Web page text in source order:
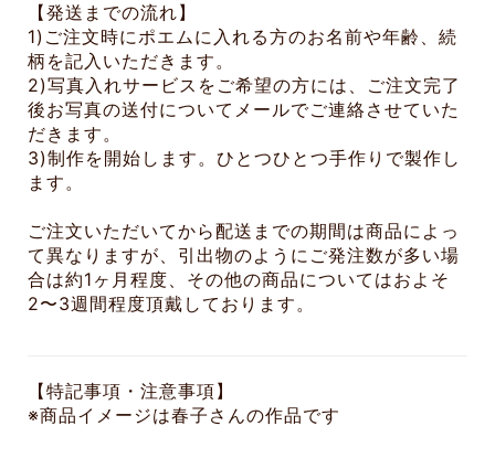
【発送までの流れ】
1)ご注文時にポエムに入れる方のお名前や年齢、続
柄を記入いただきます。
2)写真入れサービスをご希望の方には、ご注文完了
後お写真の送付についてメールでご連絡させていた
だきます。
3)制作を開始します。ひとつひとつ手作りで製作し
ます。
ご注文いただいてから配送までの期間は商品によっ
て異なりますが、引出物のようにご発注数が多い場
合は約1ヶ月程度、その他の商品についてはおよそ
2〜3週間程度頂戴しております。
【特記事項・注意事項】
※商品イメージは春子さんの作品です